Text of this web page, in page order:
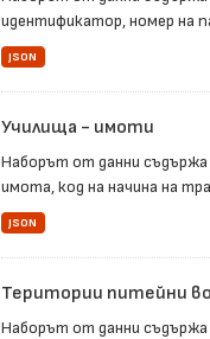
идентификатор, номер на
JSON
Училища - имоти
Наборът от данни
имота, код на начина на
JSON
Територии питейни
Наборът от данни